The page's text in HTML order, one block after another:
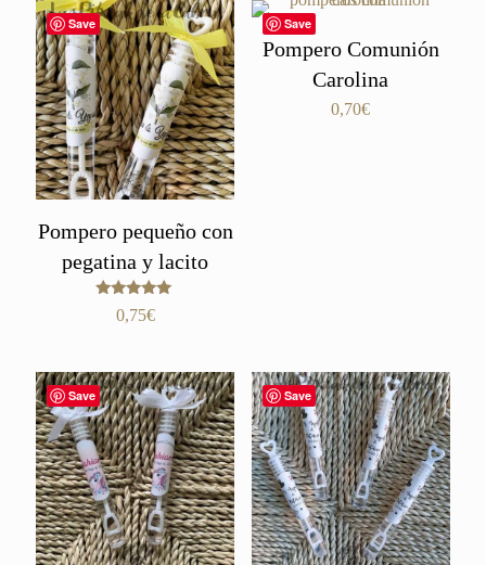
desde
0,35€
hasta
0,65€
Save
Pompero pequeño con
pegatina y lacito
Valorado
con
0,75€
Save
Pompero Comunión
Carolina
0,70€
Save Save